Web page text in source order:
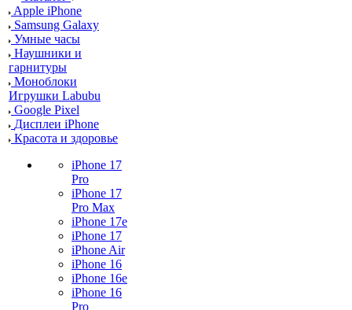
Apple iPhone
Samsung Galaxy
Умные часы
Наушники и
гарнитуры
Моноблоки
Игрушки Labubu
Google Pixel
Дисплеи iPhone
Красота и здоровье
iPhone 17
Pro
iPhone 17
Pro Max
iPhone 17e
iPhone 17
iPhone Air
iPhone 16
iPhone 16e
iPhone 16
Pro